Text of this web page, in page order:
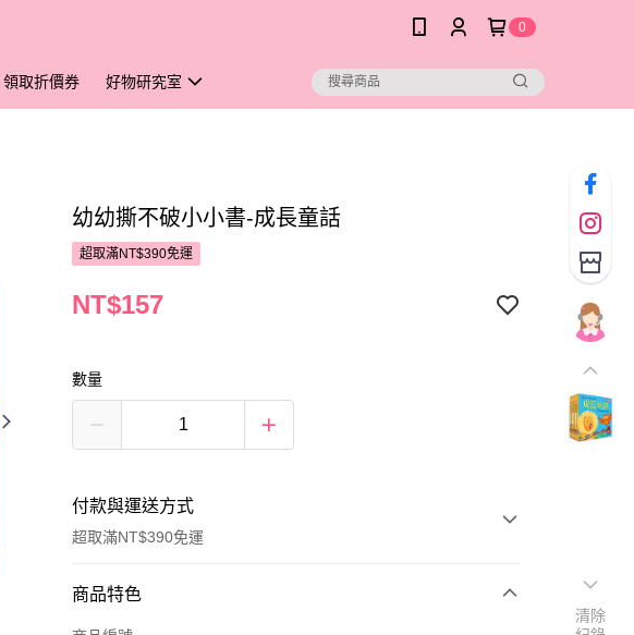
0
領取折價券 好物研究室
幼幼撕不破小小書-成長童話
超取滿NT$390免運
NT$157
數量
付款與運送方式
超取滿NT$390免運
付款方式
商品特色
清除